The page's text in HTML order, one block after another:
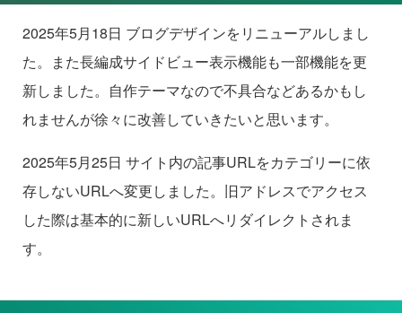
2025年5月18日 ブログデザインをリニューアルしまし
た。また長編成サイドビュー表示機能も一部機能を更
新しました。自作テーマなので不具合などあるかもし
れませんが徐々に改善していきたいと思います。
2025年5月25日 サイト内の記事URLをカテゴリーに依
存しないURLへ変更しました。旧アドレスでアクセス
した際は基本的に新しいURLへリダイレクトされま
す。